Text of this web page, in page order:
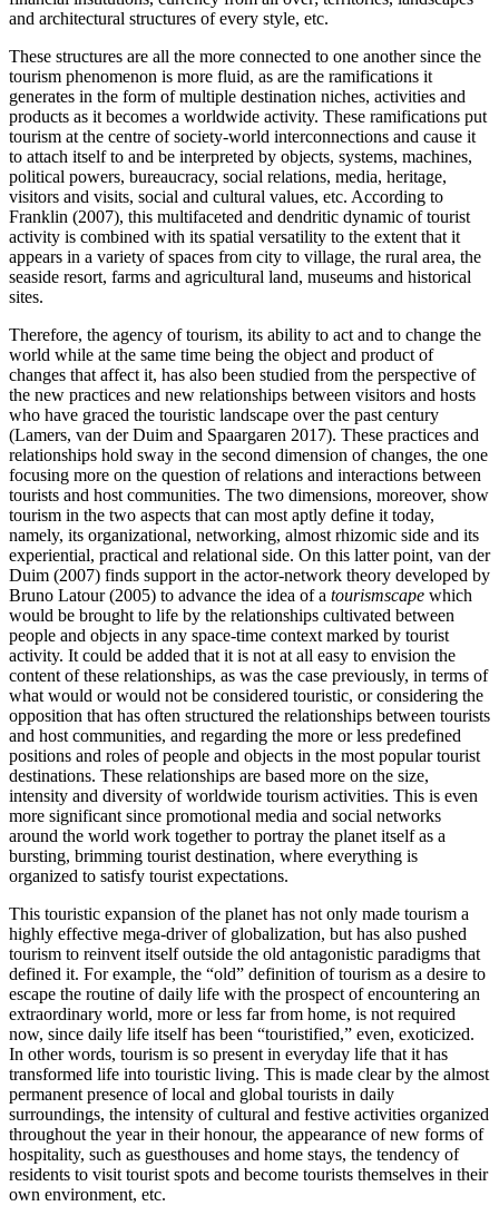
and architectural structures of every style, etc.
These structures are all the more connected to one another since the
tourism phenomenon is more fluid, as are the ramifications it
generates in the form of multiple destination niches, activities and
products as it becomes a worldwide activity. These ramifications put
tourism at the centre of society-world interconnections and cause it
to attach itself to and be interpreted by objects, systems, machines,
political powers, bureaucracy, social relations, media, heritage,
visitors and visits, social and cultural values, etc. According to
Franklin (2007), this multifaceted and dendritic dynamic of tourist
activity is combined with its spatial versatility to the extent that it
appears in a variety of spaces from city to village, the rural area, the
seaside resort, farms and agricultural land, museums and historical
sites.
Therefore, the agency of tourism, its ability to act and to change the
world while at the same time being the object and product of
changes that affect it, has also been studied from the perspective of
the new practices and new relationships between visitors and hosts
who have graced the touristic landscape over the past century
(Lamers, van der Duim and Spaargaren 2017). These practices and
relationships hold sway in the second dimension of changes, the one
focusing more on the question of relations and interactions between
tourists and host communities. The two dimensions, moreover, show
tourism in the two aspects that can most aptly define it today,
namely, its organizational, networking, almost rhizomic side and its
experiential, practical and relational side. On this latter point, van der
Duim (2007) finds support in the actor-network theory developed by
Bruno Latour (2005) to advance the idea of a tourismscape which
would be brought to life by the relationships cultivated between
people and objects in any space-time context marked by tourist
activity. It could be added that it is not at all easy to envision the
content of these relationships, as was the case previously, in terms of
what would or would not be considered touristic, or considering the
opposition that has often structured the relationships between tourists
and host communities, and regarding the more or less predefined
positions and roles of people and objects in the most popular tourist
destinations. These relationships are based more on the size,
intensity and diversity of worldwide tourism activities. This is even
more significant since promotional media and social networks
around the world work together to portray the planet itself as a
bursting, brimming tourist destination, where everything is
organized to satisfy tourist expectations.
This touristic expansion of the planet has not only made tourism a
highly effective mega-driver of globalization, but has also pushed
tourism to reinvent itself outside the old antagonistic paradigms that
defined it. For example, the “old” definition of tourism as a desire to
escape the routine of daily life with the prospect of encountering an
extraordinary world, more or less far from home, is not required
now, since daily life itself has been “touristified,” even, exoticized.
In other words, tourism is so present in everyday life that it has
transformed life into touristic living. This is made clear by the almost
permanent presence of local and global tourists in daily
surroundings, the intensity of cultural and festive activities organized
throughout the year in their honour, the appearance of new forms of
hospitality, such as guesthouses and home stays, the tendency of
residents to visit tourist spots and become tourists themselves in their
own environment, etc.